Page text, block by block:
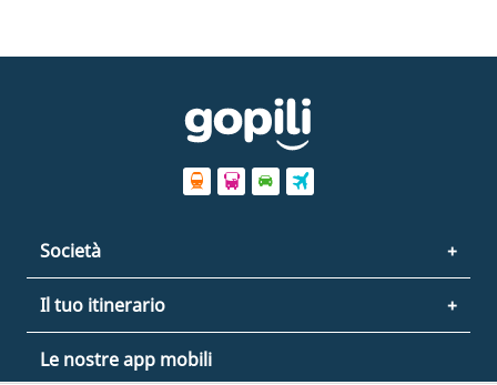
Società
Il tuo itinerario
Le nostre app mobili